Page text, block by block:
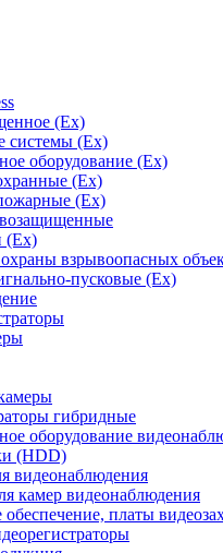
(Ex)
системы (Ex)
оборудование (Ex)
(Ex)
(Ex)
(Ex)
взрывоопасных
пусковые (Ex)
гибридные
оборудование
(HDD)
видеонаблюдения
камер видеонаблюдения
платы